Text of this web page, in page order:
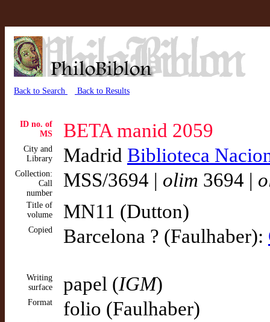
Back to Search Back to Results
ID no. of
MS
BETA manid 2059
City and
Library
Madrid Biblioteca
Collection:
Call
number
MSS/3694 | olim 3694 |
Title of
volume
MN11 (Dutton)
Copied Barcelona ? (Faulhaber):
Writing
surface
papel (IGM)
Format folio (Faulhaber)